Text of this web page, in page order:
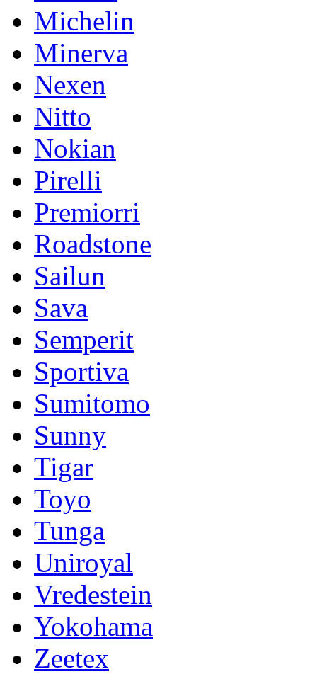
Michelin
Minerva
Nexen
Nitto
Nokian
Pirelli
Premiorri
Roadstone
Sailun
Sava
Semperit
Sportiva
Sumitomo
Sunny
Tigar
Toyo
Tunga
Uniroyal
Vredestein
Yokohama
Zeetex